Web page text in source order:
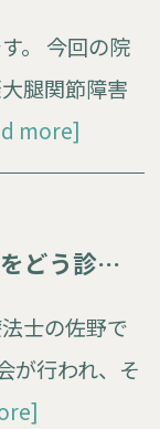
。 今回の院
腿関節障害
more]
院内勉強会 「足の変形をどう診る？」
士の佐野で
が行われ、そ